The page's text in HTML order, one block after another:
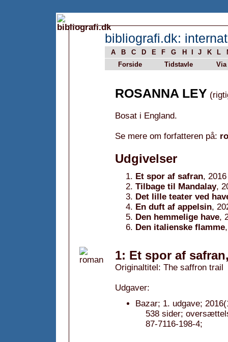
bibliografi.dk:
A B C D E F G H J K L
Forside
Tidstavle Via
ROSANNA LEY
Bosat i England.
Se mere om forfatteren på:
Udgivelser
Et spor af safran, 2016
Tilbage til Mandalay,
Det lille teater ved
En duft af appelsin,
Den hemmelige have,
Den italienske flamme
1: Et spor af
Originaltitel: The saffron trail
Udgaver:
Bazar; 1. udgave;
538 sider;
87-7116-198-4;